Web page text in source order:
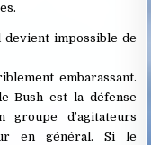
impossible de
embarassant.
Bush est la défense
groupe d’agitateurs
en général. Si le